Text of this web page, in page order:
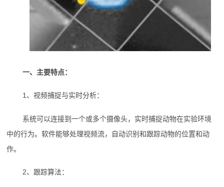
一、主要特点：
1、视频捕捉与实时分析：
系统可以连接到一个或多个摄像头，实时捕捉动物在实验环境
中的行为。软件能够处理视频流，自动识别和跟踪动物的位置和动
作。
2、跟踪算法：